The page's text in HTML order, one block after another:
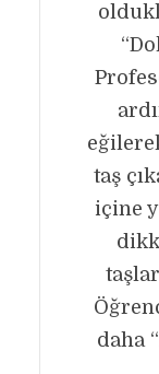
taş
içine
daha